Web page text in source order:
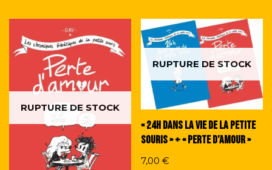
RUPTURE DE STOCK
RUPTURE DE STOCK
« 24h dans la vie de la petite
souris » + « Perte d’amour »
7,00€